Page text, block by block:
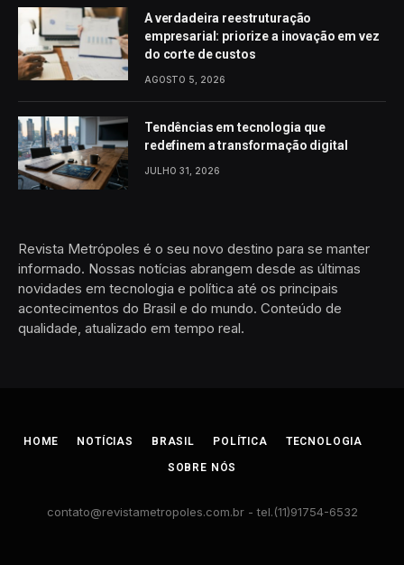
A verdadeira reestruturação
empresarial: priorize a inovação em vez
do corte de custos
AGOSTO 5, 2026
Tendências em tecnologia que
redefinem a transformação digital
JULHO 31, 2026
Revista Metrópoles é o seu novo destino para se manter
informado. Nossas notícias abrangem desde as últimas
novidades em tecnologia e política até os principais
acontecimentos do Brasil e do mundo. Conteúdo de
qualidade, atualizado em tempo real.
HOME NOTÍCIAS BRASIL POLÍTICA TECNOLOGIA
SOBRE NÓS
contato@revistametropoles.com.br- tel.(11)91754-6532